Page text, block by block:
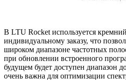
В LTU Rocket используется
индивидуальному заказу, что
широком диапазоне частотных
при обновлении встроенного
будущем будет доступен диапазон
очень важна для оптимизации